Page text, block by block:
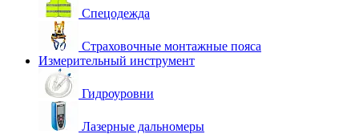
Спецодежда
Страховочные монтажные пояса
Измерительный инструмент
Гидроуровни
Лазерные дальномеры